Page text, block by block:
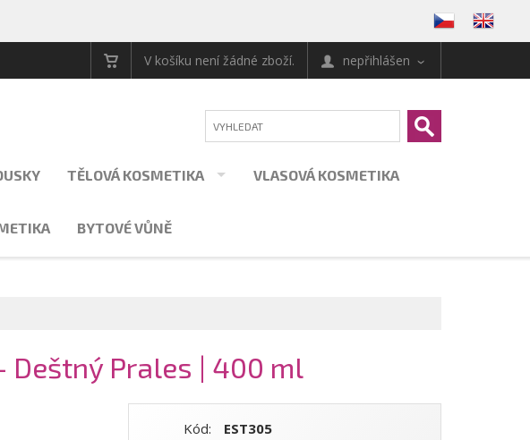
V košíku není žádné zboží. nepřihlášen
TĚLOVÁ KOSMETIKA VLASOVÁ KOSMETIKA
BYTOVÉ VŮNĚ
Deštný Prales | 400 ml
Kód:
EST305